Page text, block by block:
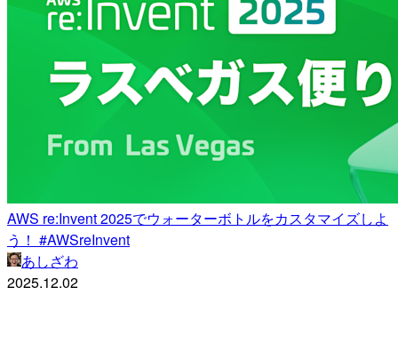
AWS re:Invent 2025でウォーターボトルをカスタマイズしよ
う！ #AWSreInvent
あしざわ
2025.12.02